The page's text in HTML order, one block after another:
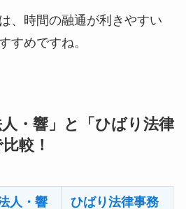
、時間の融通が利きやすい
すめですね。
・響」と「ひばり法律
較！
人・響
ひばり法律事務